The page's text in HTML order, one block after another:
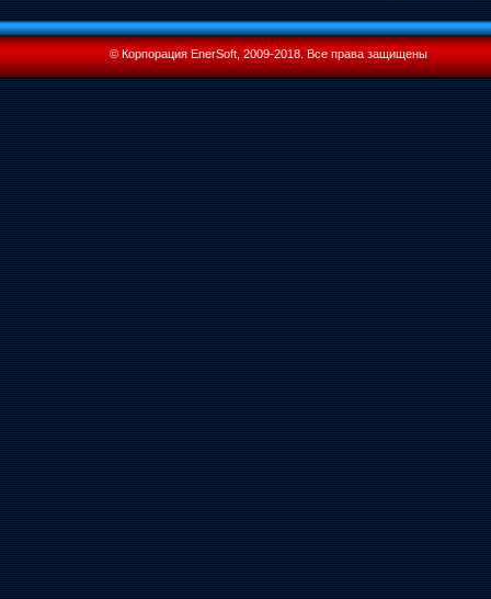
© Корпорация EnerSoft, 2009-2018. Все права защищены